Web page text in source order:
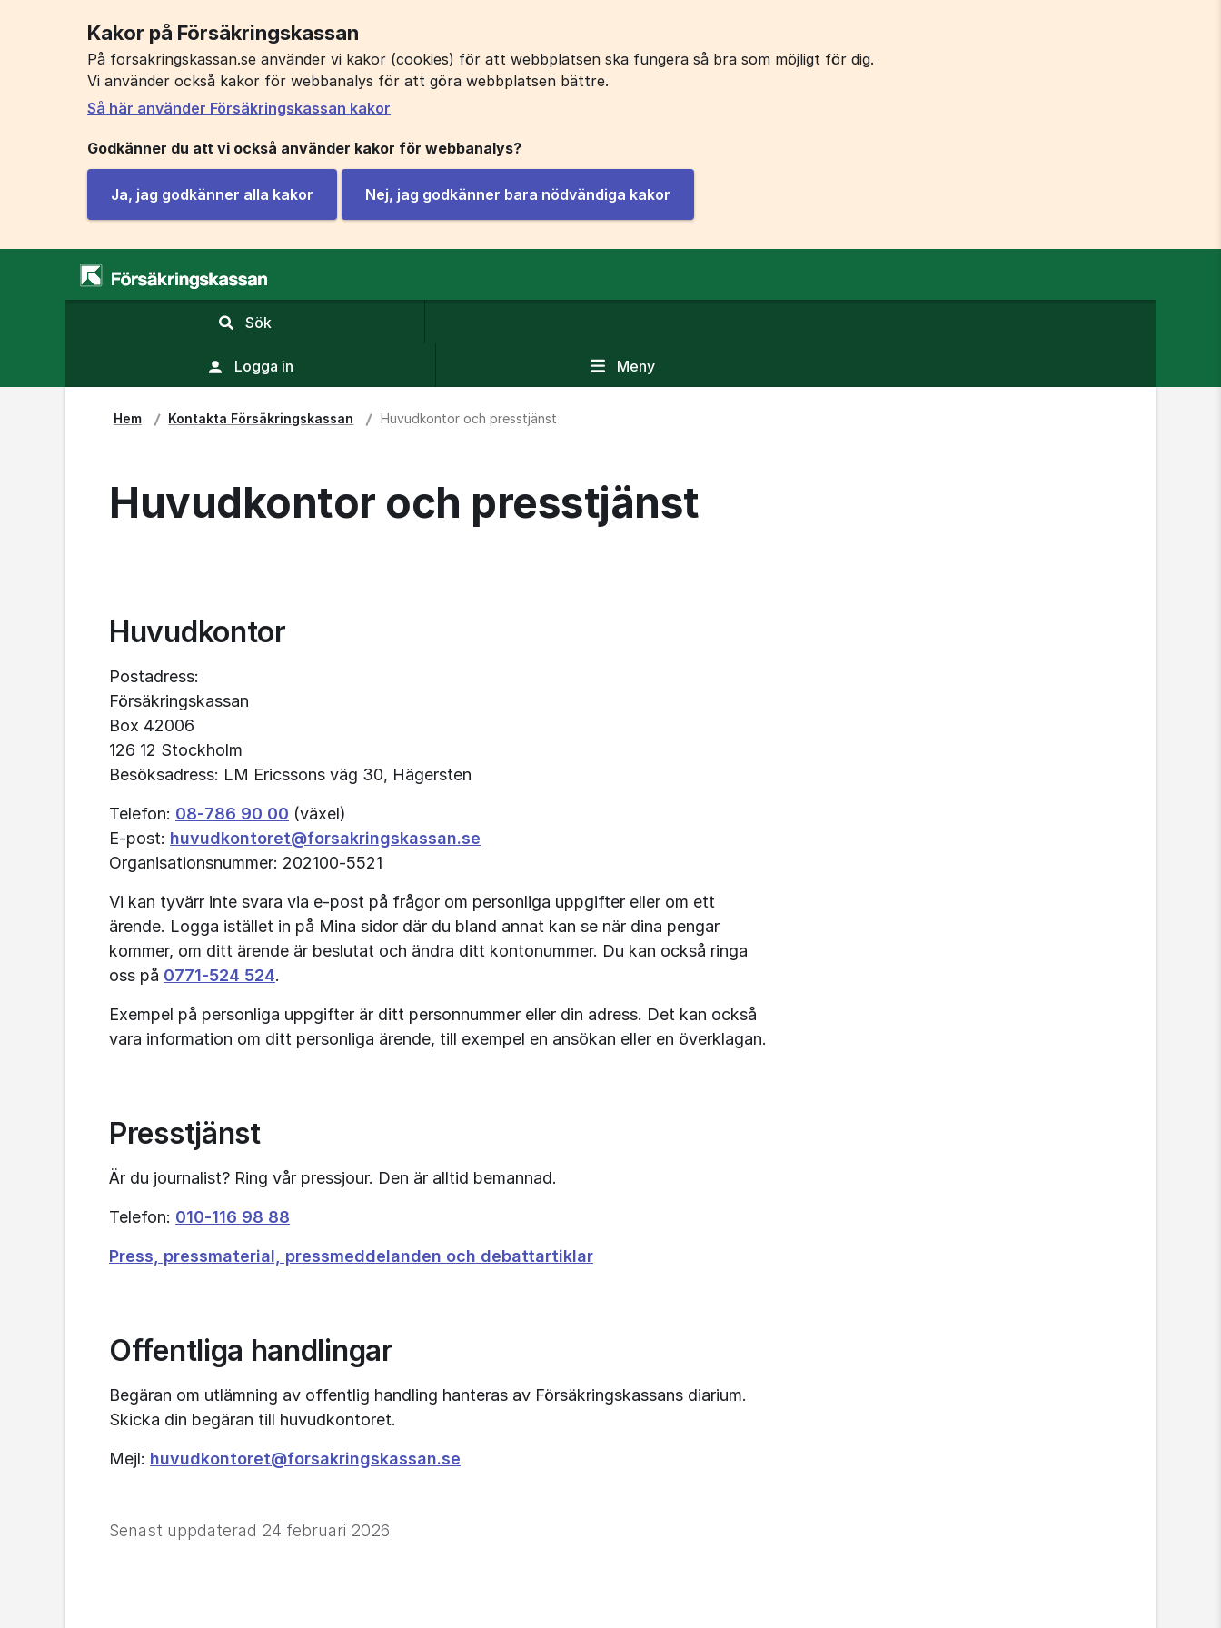
Kakor på Försäkringskassan
På forsakringskassan.se använder vi kakor (cookies) för att webbplatsen ska fungera så bra som möjligt för dig.
Vi använder också kakor för webbanalys för att göra webbplatsen bättre.
Så här använder Försäkringskassan kakor
Godkänner du att vi också använder kakor för webbanalys?
Ja, jag godkänner alla kakor Nej, jag godkänner bara nödvändiga kakor
Sök,
sökfält
Logga in Meny
Hem Kontakta Försäkringskassan Huvudkontor och presstjänst
Huvudkontor och presstjänst
Huvudkontor
Postadress:
Försäkringskassan
Box 42006
126 12 Stockholm
Besöksadress: LM Ericssons väg 30, Hägersten
Telefon: 08‑786 90 00 (växel)
E-post: huvudkontoret@forsakringskassan.se
Organisationsnummer: 202100‑5521
Vi kan tyvärr inte svara via e-post på frågor om personliga uppgifter eller om ett
ärende. Logga istället in på Mina sidor där du bland annat kan se när dina pengar
kommer, om ditt ärende är beslutat och ändra ditt kontonummer. Du kan också ringa
oss på 0771‑524 524.
Exempel på personliga uppgifter är ditt personnummer eller din adress. Det kan också
vara information om ditt personliga ärende, till exempel en ansökan eller en överklagan.
Presstjänst
Är du journalist? Ring vår pressjour. Den är alltid bemannad.
Telefon: 010‑116 98 88
Press, pressmaterial, pressmeddelanden och debattartiklar
Offentliga handlingar
Begäran om utlämning av offentlig handling hanteras av Försäkringskassans diarium.
Skicka din begäran till huvudkontoret.
Mejl: huvudkontoret@forsakringskassan.se
Senast uppdaterad 24 februari 2026